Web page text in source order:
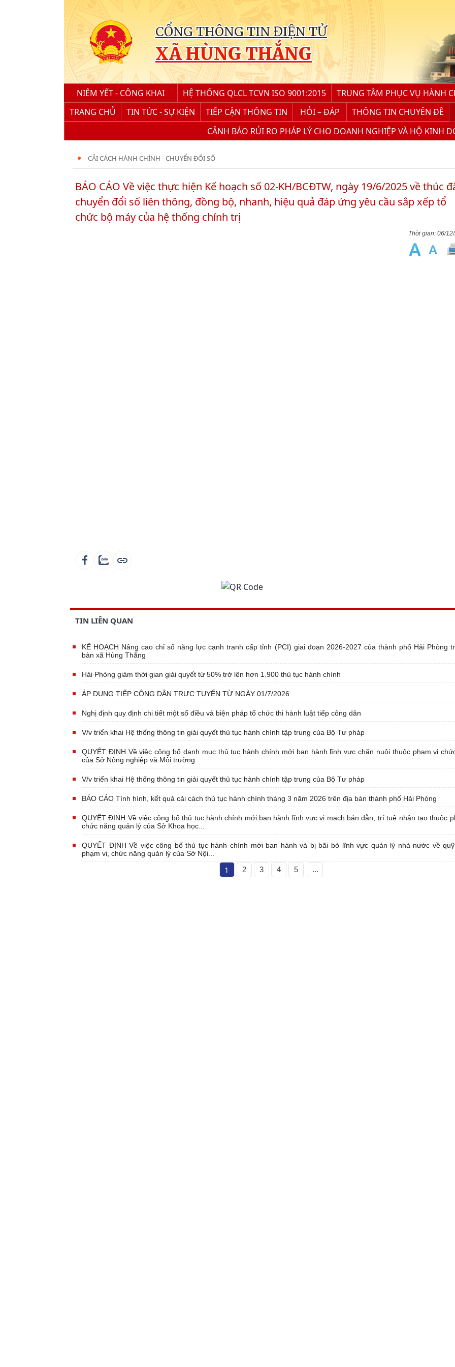
CỔNG THÔNG TIN ĐIỆN TỬ
XÃ HÙNG THẮNG
NIÊM YẾT - CÔNG KHAI HỆ THỐNG QLCL TCVN ISO 9001:2015 TRUNG TÂM PHỤC VỤ HÀNH
TRANG CHỦ
TIN TỨC - SỰ KIỆN TIẾP CẬN THÔNG TIN HỎI – ĐÁP THÔNG TIN CHUYÊN ĐỀ
CẢNH BÁO RỦI RO PHÁP LÝ CHO DOANH NGHIỆP VÀ HỘ KINH
CẢI CÁCH HÀNH CHÍNH - CHUYỂN ĐỔI SỐ
BÁO CÁO Về việc thực hiện Kế hoạch số 02-KH/BCĐTW, ngày 19/6/2025 về thúc
chuyển đổi số liên thông, đồng bộ, nhanh, hiệu quả đáp ứng yêu cầu sắp xếp tổ
chức bộ máy của hệ thống chính trị
06/
TIN LIÊN QUAN
KẾ HOẠCH Nâng cao chỉ số năng lực cạnh tranh cấp tỉnh (PCI) giai đoạn 2026-2027 của thành phố Hải Phòng
bàn xã Hùng Thắng
Hải Phòng giảm thời gian giải quyết từ 50% trở lên hơn 1.900 thủ tục hành chính
ÁP DỤNG TIẾP CÔNG DÂN TRỰC TUYẾN TỪ NGÀY 01/7/2026
Nghị định quy định chi tiết một số điều và biện pháp tổ chức thi hành luật tiếp công dân
V/v triển khai Hệ thống thông tin giải quyết thủ tục hành chính tập trung của Bộ Tư pháp
QUYẾT ĐỊNH Về việc công bố danh mục thủ tục hành chính mới ban hành lĩnh vực chăn nuôi thuộc phạm vi
của Sở Nông nghiệp và Môi trường
V/v triển khai Hệ thống thông tin giải quyết thủ tục hành chính tập trung của Bộ Tư pháp
BÁO CÁO Tình hình, kết quả cải cách thủ tục hành chính tháng 3 năm 2026 trên địa bàn thành phố Hải Phòng
QUYẾT ĐỊNH Về việc công bố thủ tục hành chính mới ban hành lĩnh vực vi mạch bán dẫn, trí tuệ nhân tạo thuộc
chức năng quản lý của Sở Khoa học...
QUYẾT ĐỊNH Về việc công bố thủ tục hành chính mới ban hành và bị bãi bỏ lĩnh vực quản lý nhà nước về
phạm vi, chức năng quản lý của Sở Nội...
1 2 3 4 5 ...